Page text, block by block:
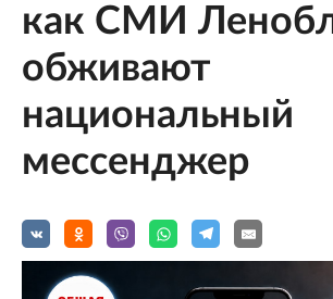
как СМИ
обживают
национальный
мессенджер